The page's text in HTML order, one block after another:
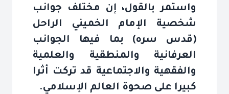
واستمر بالقول، إن مختلف جوانب
شخصية الإمام الخميني الراحل
(قدس سره) بما فيها الجوانب
العرفانية والمنطقية والعلمية
والفقهية والاجتماعية قد تركت أثرا
كبيرا على صحوة العالم الإسلامي.